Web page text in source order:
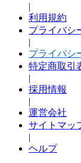
|
利用規約
プライバシ
|
プライバシ
特定商取引
|
採用情報
|
運営会社
サイトマッ
|
ヘルプ